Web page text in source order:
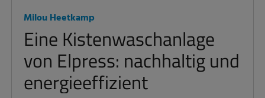
Milou Heetkamp
Eine Kistenwaschanlage
von Elpress: nachhaltig und
energieeffizient